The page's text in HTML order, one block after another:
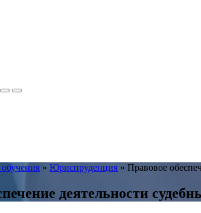
» Юриспруденция » Правовое
деятельности